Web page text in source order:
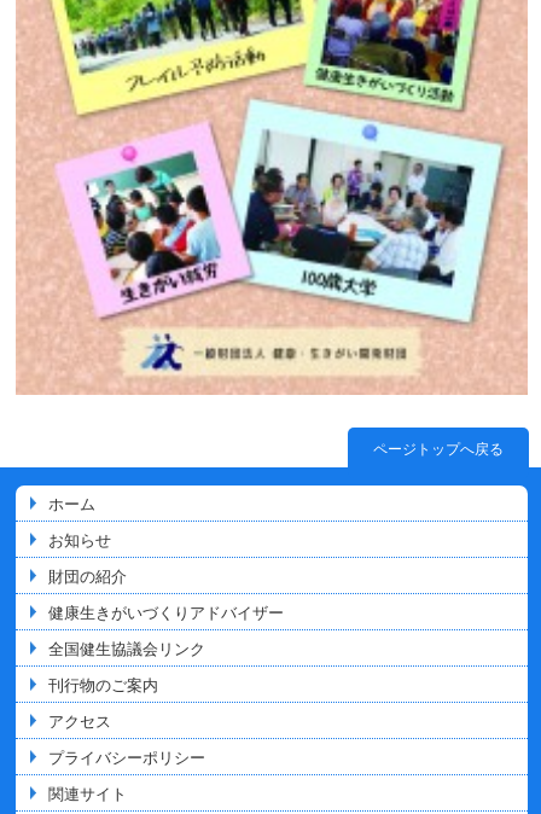
ページトップへ戻る
ホーム
お知らせ
財団の紹介
健康生きがいづくりアドバイザー
全国健生協議会リンク
刊行物のご案内
アクセス
プライバシーポリシー
関連サイト